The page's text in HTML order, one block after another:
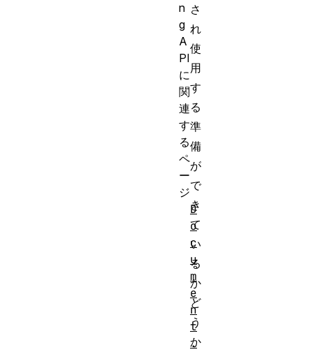
さ
れ
使
用
す
る
準
備
が
で
き
て
い
る
か
ど
う
か
n
g
A
PI
に
関
連
す
る
ペ
ー
ジ
D
o
c
u
m
e
n
t
.